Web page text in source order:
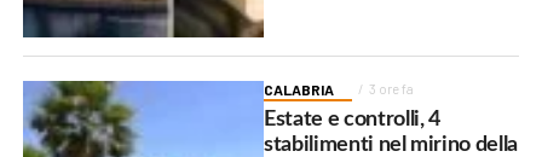
CALABRIA 3 ore fa
Estate e controlli, 4
stabilimenti nel mirino della